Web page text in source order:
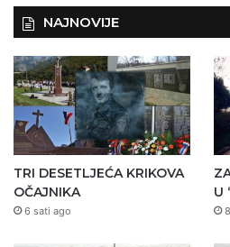
NAJNOVIJE
TRI DESETLJEĆA KRIKOVA
OČAJNIKA
6 sati ago
U